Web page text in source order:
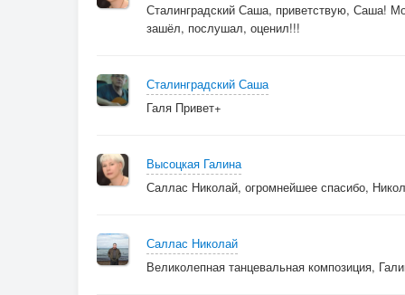
Тигр амурский не опасен
Очень он душой прекрасен
он попасть
Показать артиста
[Припев]
Тигра в бабочке
В зале зрители не в страхе
Тигр смеётся
Сталинградский Саша, приветствую, Саша!
зашёл, послушал, оценил!!!
Сталинградский Саша
Галя Привет+
Высоцкая Галина
Саллас Николай, огромнейшее спасибо,
Саллас Николай
Великолепная танцевальная композиция,